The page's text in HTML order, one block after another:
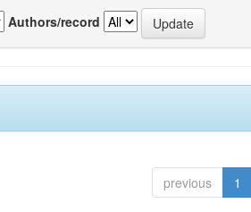
Authors/record
previous 1